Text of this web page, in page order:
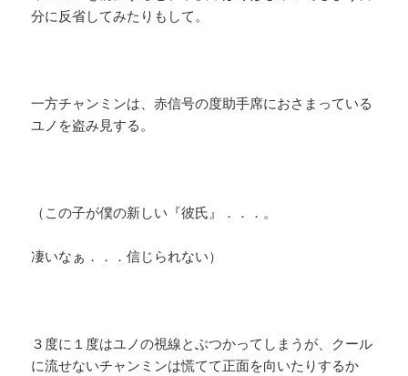
分に反省してみたりもして。
一方チャンミンは、赤信号の度助手席におさまっている
ユノを盗み見する。
（この子が僕の新しい『彼氏』．．．。
凄いなぁ．．．信じられない）
３度に１度はユノの視線とぶつかってしまうが、クール
に流せないチャンミンは慌てて正面を向いたりするか